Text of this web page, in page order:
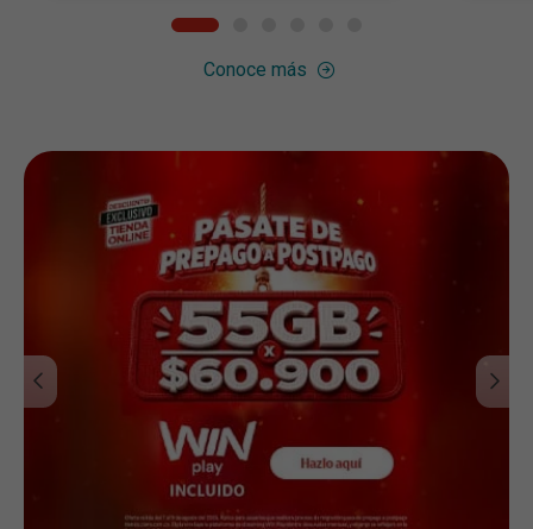
Conoce más